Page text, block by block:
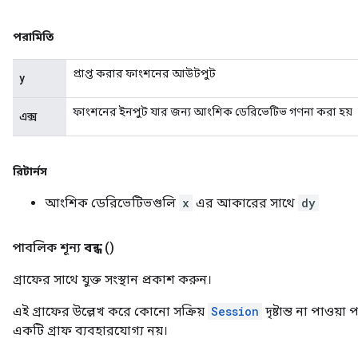
পরামিতি
y প্রাপ্ত করার ফাংশনের আউটপুট
এক্স ফাংশনের ইনপুট যার জন্য আংশিক ডেরিভেটিভ গণনা করা হয়
রিটার্নস
আংশিক ডেরিভেটিভগুলি x এর আকারের সাথে dy
পাবলিক শূন্য বন্ধ ()
গ্রাফের সাথে যুক্ত সংস্থান প্রকাশ করুন।
এই গ্রাফের উল্লেখ করে কোনো সক্রিয় Session দৃষ্টান্ত না পাওয়া
একটি গ্রাফ ব্যবহারযোগ্য নয়।